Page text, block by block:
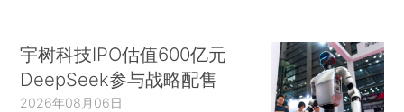
宇树科技IPO估值600亿元
DeepSeek参与战略配售
2026年08月06日